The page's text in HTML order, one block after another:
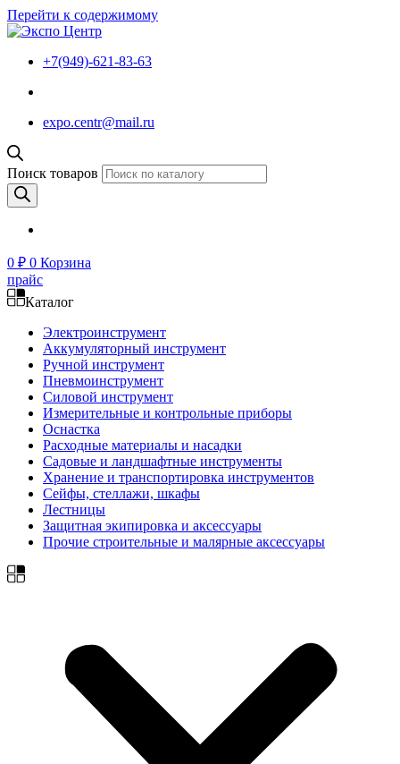
Перейти к содержимому
+7(949)-621-83-63
expo.centr@mail.ru
Поиск товаров
0 ₽ 0 Корзина
прайс
Каталог
Электроинструмент
Аккумуляторный инструмент
Ручной инструмент
Пневмоинструмент
Силовой инструмент
Измерительные и контрольные приборы
Оснастка
Расходные материалы и насадки
Садовые и ландшафтные инструменты
Хранение и транспортировка инструментов
Сейфы, стеллажи, шкафы
Лестницы
Защитная экипировка и аксессуары
Прочие строительные и малярные аксессуары